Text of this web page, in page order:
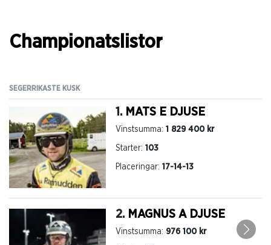
Championatslistor
SEGERRIKASTE KUSK
1. MATS E DJUSE
Vinstsumma: 1 829 400 kr
Starter: 103
Placeringar: 17-14-13
2. MAGNUS A DJUSE
Vinstsumma: 976 100 kr